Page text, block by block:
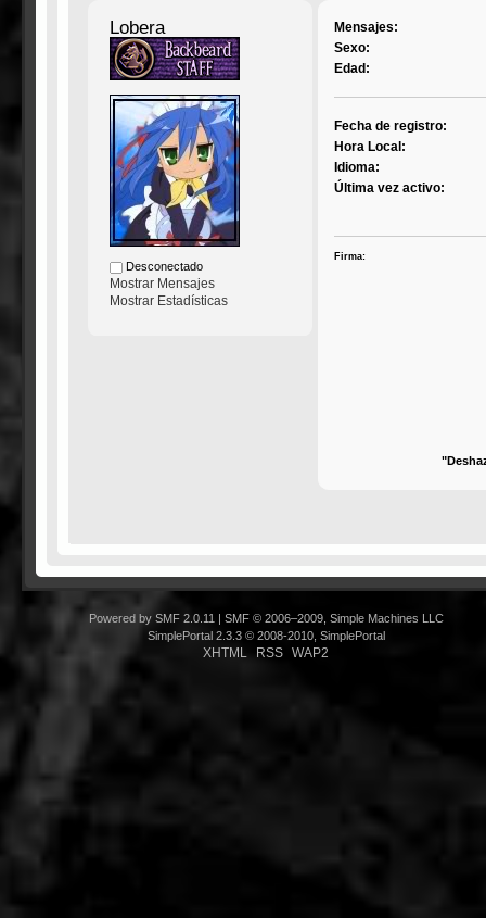
Lobera
Desconectado
Mostrar Mensajes
Mostrar Estadísticas
Mensajes:
Sexo:
Edad:
Fecha de registro:
Hora Local:
Idioma:
Última vez activo:
Firma:
Powered by SMF 2.0.11
SMF © 2006–2009, Simple Machines LLC
SimplePortal 2.3.3 © 2008-2010, SimplePortal
XHTML RSS WAP2